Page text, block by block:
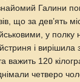
Галини
що за дев’ять
у полку
і
важить 120
четверо